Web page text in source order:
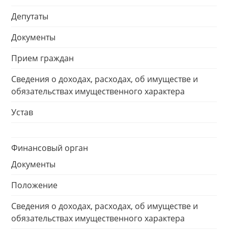
Депутаты
Документы
Прием граждан
Сведения о доходах, расходах, об имуществе и
обязательствах имущественного характера
Устав
Финансовый орган
Документы
Положение
Сведения о доходах, расходах, об имуществе и
обязательствах имущественного характера